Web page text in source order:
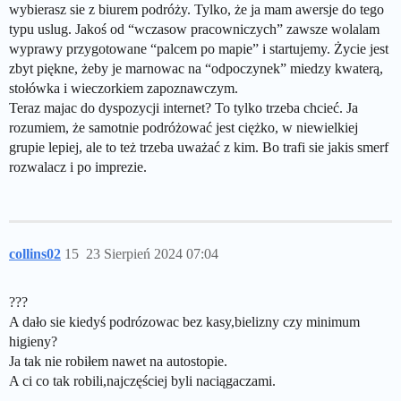
wybierasz sie z biurem podróży. Tylko, że ja mam awersje do tego
typu uslug. Jakoś od “wczasow pracowniczych” zawsze wolalam
wyprawy przygotowane “palcem po mapie” i startujemy. Życie jest
zbyt piękne, żeby je marnowac na “odpoczynek” miedzy kwaterą,
stołówka i wieczorkiem zapoznawczym.
Teraz majac do dyspozycji internet? To tylko trzeba chcieć. Ja
rozumiem, że samotnie podróżować jest ciężko, w niewielkiej
grupie lepiej, ale to też trzeba uważać z kim. Bo trafi sie jakis smerf
rozwalacz i po imprezie.
collins02 23 Sierpień 2024 07:04
15
???
A dało sie kiedyś podrózowac bez kasy,bielizny czy minimum
higieny?
Ja tak nie robiłem nawet na autostopie.
A ci co tak robili,najczęściej byli naciągaczami.